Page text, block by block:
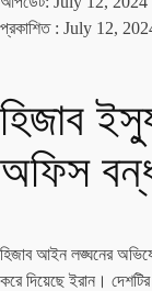
প্রকাশিত : July 12,
হিজাব
অফিস
হিজাব আইন লঙ্ঘনের
করে দিয়েছে ইরান।